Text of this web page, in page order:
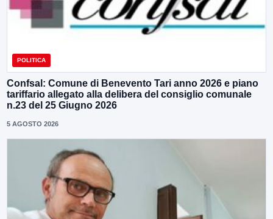
POLITICA
Confsal: Comune di Benevento Tari anno 2026 e piano
tariffario allegato alla delibera del consiglio comunale
n.23 del 25 Giugno 2026
5 AGOSTO 2026